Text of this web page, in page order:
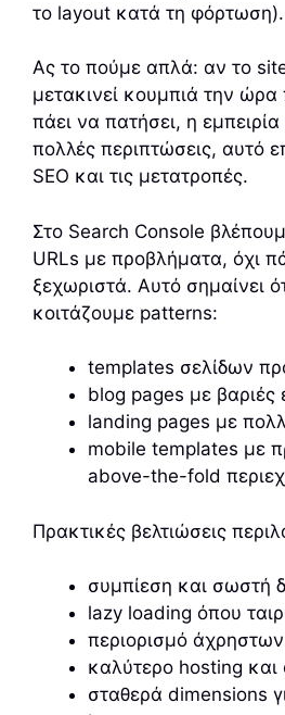
το layout κατά τη φόρτωση).
Ας το πούμε απλά: αν το
μετακινεί κουμπιά την
πάει να πατήσει, η
πολλές περιπτώσεις, αυτό
SEO και τις μετατροπές.
Στο Search Console
URLs με προβλήματα, όχι
ξεχωριστά. Αυτό σημαίνει
κοιτάζουμε patterns:
templates σελίδων
blog pages με βαριές
landing pages με
mobile templates με
above-the-fold
Πρακτικές βελτιώσεις
συμπίεση και σωστή
lazy loading όπου
περιορισμό
καλύτερο hosting και
σταθερά dimensions